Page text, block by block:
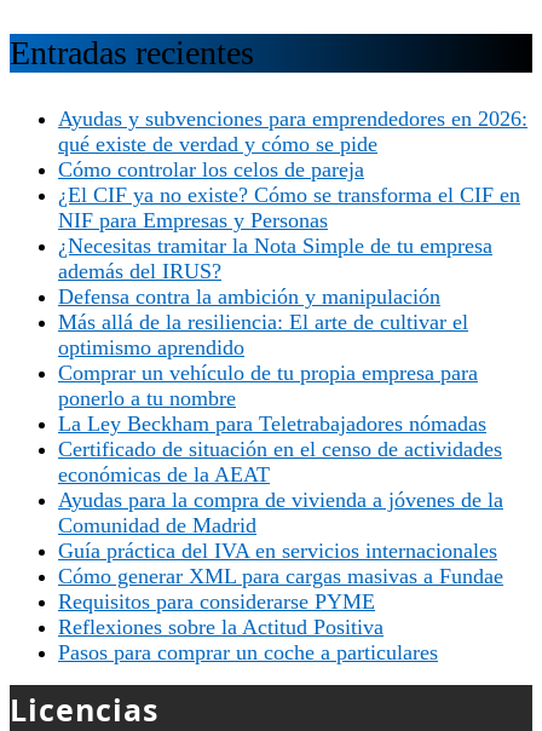
Entradas recientes
Ayudas y subvenciones para emprendedores en 2026:
qué existe de verdad y cómo se pide
Cómo controlar los celos de pareja
¿El CIF ya no existe? Cómo se transforma el CIF en
NIF para Empresas y Personas
¿Necesitas tramitar la Nota Simple de tu empresa
además del IRUS?
Defensa contra la ambición y manipulación
Más allá de la resiliencia: El arte de cultivar el
optimismo aprendido
Comprar un vehículo de tu propia empresa para
ponerlo a tu nombre
La Ley Beckham para Teletrabajadores nómadas
Certificado de situación en el censo de actividades
económicas de la AEAT
Ayudas para la compra de vivienda a jóvenes de la
Comunidad de Madrid
Guía práctica del IVA en servicios internacionales
Cómo generar XML para cargas masivas a Fundae
Requisitos para considerarse PYME
Reflexiones sobre la Actitud Positiva
Pasos para comprar un coche a particulares
Licencias